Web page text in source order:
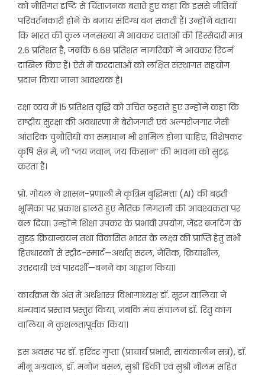
को नीतिगत दृष्टि से चिंताजनक बताते हुए कहा कि इससे नीतियाँ
परिवर्तनकारी होने के बजाय संदिग्ध बन सकती हैं। उन्होंने बताया
कि भारत की कुल जनसंख्या में आयकर दाताओं की हिस्सेदारी मात्र
2.6 प्रतिशत है, जबकि 6.68 प्रतिशत नागरिकों ने आयकर रिटर्न
दाखिल किए हैं। ऐसे में करदाताओं को लक्षित संस्थागत सहयोग
प्रदान किया जाना आवश्यक है।
रक्षा व्यय में 15 प्रतिशत वृद्धि को उचित ठहराते हुए उन्होंने कहा कि
राष्ट्रीय सुरक्षा की अवधारणा में बेरोजगारी एवं अल्परोजगार जैसी
आंतरिक चुनौतियों का समाधान भी शामिल होना चाहिए, विशेषकर
कृषि क्षेत्र में, जो “जय जवान, जय किसान” की भावना को सुदृढ़
करता है।
प्रो. गोयल ने शासन-प्रणाली में कृत्रिम बुद्धिमत्ता (AI) की बढ़ती
भूमिका पर प्रकाश डालते हुए नैतिक निगरानी की आवश्यकता पर
बल दिया। उन्होंने शिक्षा उपकर के प्रभावी उपयोग, जेंडर बजटिंग के
सुदृढ़ क्रियान्वयन तथा विकसित भारत के लक्ष्य की प्राप्ति हेतु सभी
हितधारकों से स्ट्रीट-स्मार्ट—अर्थात् सरल, नैतिक, क्रियाशील,
उत्तरदायी एवं पारदर्शी—बनने का आह्वान किया।
कार्यक्रम के अंत में अर्थशास्त्र विभागाध्यक्ष डॉ. सूरज वालिया ने
धन्यवाद प्रस्ताव प्रस्तुत किया, जबकि मंच संचालन डॉ. रितु कांग
वालिया ने कुशलतापूर्वक किया।
इस अवसर पर डॉ. हरिंदर गुप्ता (प्राचार्य प्रभारी, सायंकालीन सत्र), डॉ.
मीनू अग्रवाल, डॉ. मनोज बंसल, सुश्री डिंकी एवं सुश्री नीलम सहित